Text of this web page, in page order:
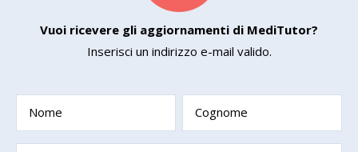
Vuoi ricevere gli aggiornamenti di MediTutor?
Inserisci un indirizzo e-mail valido.
Nome Cognome